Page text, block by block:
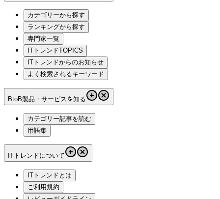
カテゴリーから探す
ランキングから探す
専門家一覧
ITトレンドTOPICS
ITトレンドからのお知らせ
よく検索されるキーワード
BtoB製品・サービスを知る
カテゴリー記事を読む
用語集
ITトレンドについて
ITトレンドとは
ご利用規約